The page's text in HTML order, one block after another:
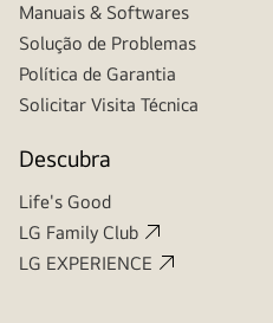
Manuais & Softwares
Solução de Problemas
Política de Garantia
Solicitar Visita Técnica
Descubra
Life's Good
LG Family Club
LG EXPERIENCE